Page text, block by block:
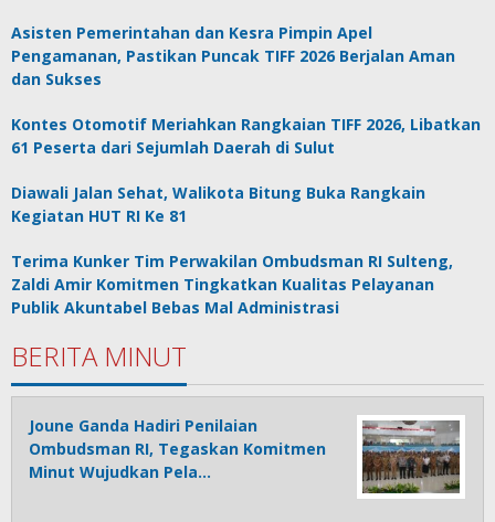
Asisten Pemerintahan dan Kesra Pimpin Apel
Pengamanan, Pastikan Puncak TIFF 2026 Berjalan Aman
dan Sukses
Kontes Otomotif Meriahkan Rangkaian TIFF 2026, Libatkan
61 Peserta dari Sejumlah Daerah di Sulut
Diawali Jalan Sehat, Walikota Bitung Buka Rangkain
Kegiatan HUT RI Ke 81
Terima Kunker Tim Perwakilan Ombudsman RI Sulteng,
Zaldi Amir Komitmen Tingkatkan Kualitas Pelayanan
Publik Akuntabel Bebas Mal Administrasi
BERITA MINUT
Joune Ganda Hadiri Penilaian
Ombudsman RI, Tegaskan Komitmen
Minut Wujudkan Pela…